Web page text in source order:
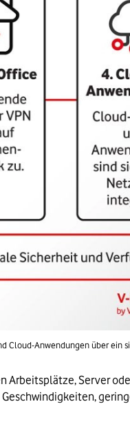
Cloud-Anwendungen über ein
Arbeitsplätze, Server